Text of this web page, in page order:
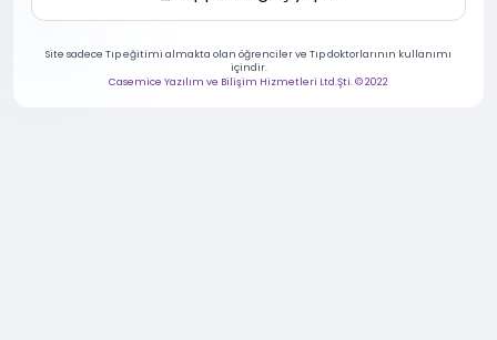
Site sadece Tıp eğitimi almakta olan öğrenciler ve Tıp doktorlarının kullanımı
içindir.
Casemice Yazılım ve Bilişim Hizmetleri Ltd.Şti. © 2022